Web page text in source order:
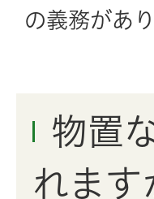
の義務があり
物置
れます